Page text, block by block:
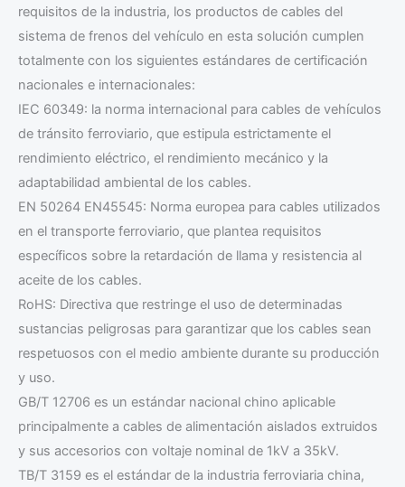
requisitos de la industria, los productos de cables del
sistema de frenos del vehículo en esta solución cumplen
totalmente con los siguientes estándares de certificación
nacionales e internacionales:
IEC 60349: la norma internacional para cables de vehículos
de tránsito ferroviario, que estipula estrictamente el
rendimiento eléctrico, el rendimiento mecánico y la
adaptabilidad ambiental de los cables.
EN 50264 EN45545: Norma europea para cables utilizados
en el transporte ferroviario, que plantea requisitos
específicos sobre la retardación de llama y resistencia al
aceite de los cables.
RoHS: Directiva que restringe el uso de determinadas
sustancias peligrosas para garantizar que los cables sean
respetuosos con el medio ambiente durante su producción
y uso.
GB/T 12706 es un estándar nacional chino aplicable
principalmente a cables de alimentación aislados extruidos
y sus accesorios con voltaje nominal de 1kV a 35kV.
TB/T 3159 es el estándar de la industria ferroviaria china,